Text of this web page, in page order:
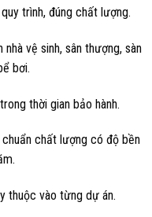
trình, đúng chất lượng.
vệ sinh, sân thượng, sàn
bơi.
thời gian bảo hành.
chất lượng có độ bền
thuộc vào từng dự án.